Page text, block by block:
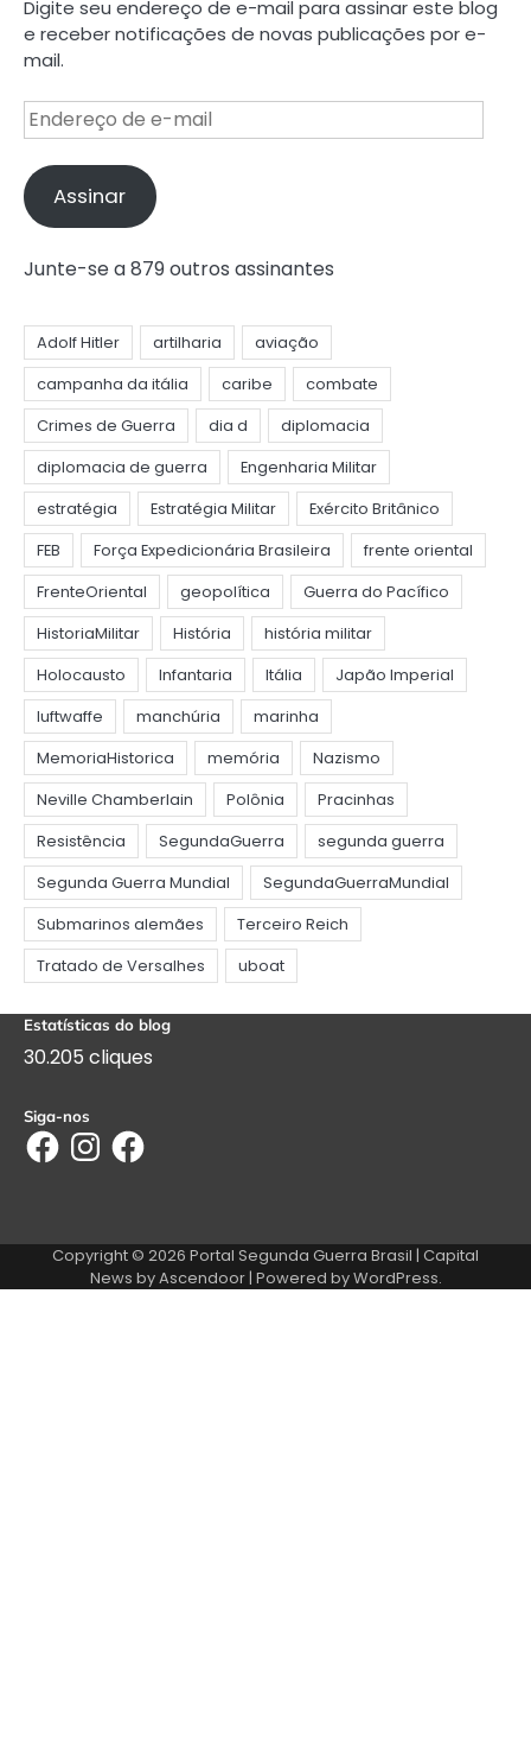
Digite seu endereço de e-mail para assinar este blog
e receber notificações de novas publicações por e-
mail.
Endereço
de
e-
mailAssinar
Junte-se a 879 outros assinantes
Estatísticas do blog
30.205 cliques
Siga-nos
FacebookInstagramFacebook
Copyright © 2026 Portal Segunda Guerra Brasil | Capital
News byAscendoor| Powered byWordPress.